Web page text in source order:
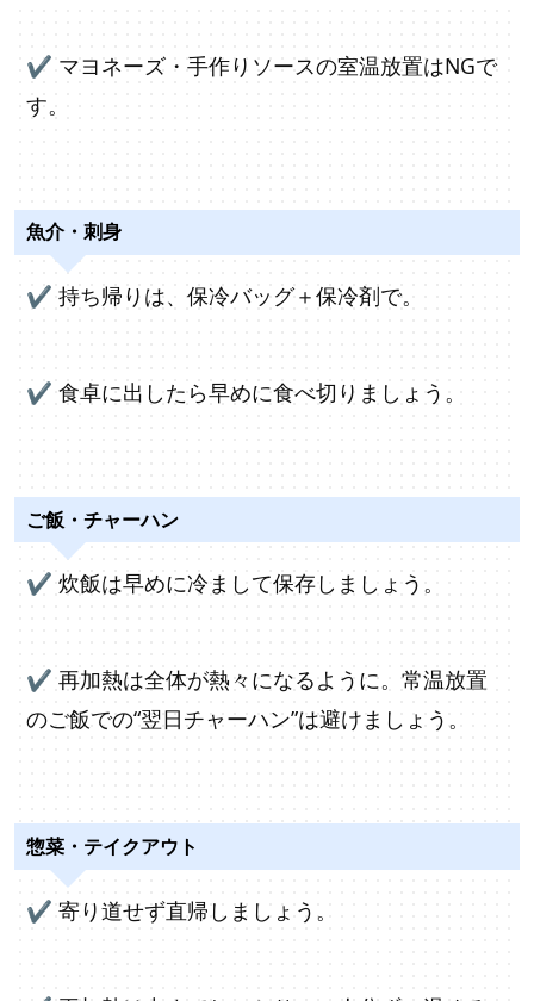
✔ マヨネーズ・手作りソースの室温放置はNGで
す。
魚介・刺身
✔ 持ち帰りは、保冷バッグ＋保冷剤で。
✔ 食卓に出したら早めに食べ切りましょう。
ご飯・チャーハン
✔ 炊飯は早めに冷まして保存しましょう。
✔ 再加熱は全体が熱々になるように。常温放置
のご飯での“翌日チャーハン”は避けましょう。
惣菜・テイクアウト
✔ 寄り道せず直帰しましょう。